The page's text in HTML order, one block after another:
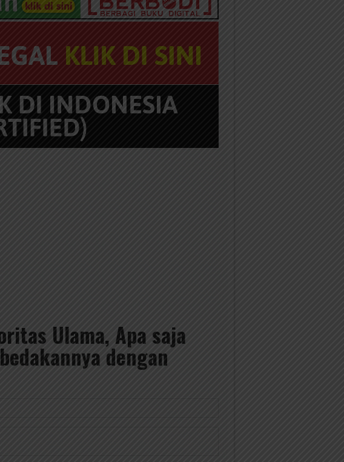
Ulama, Apa saja
dengan